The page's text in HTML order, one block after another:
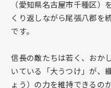
（愛知県名古屋市千種区）
くり返しながら尾張八郡を
です。
信長の敵たちは若く、おか
いている「大うつけ」が、
ょう）の力を維持できるの